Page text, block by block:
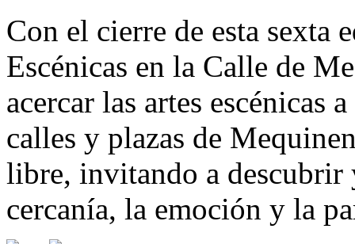
Con el cierre de esta sexta
Escénicas en la Calle de
acercar las artes
calles y plazas de
libre, invitando a
cercanía, la emoción y la